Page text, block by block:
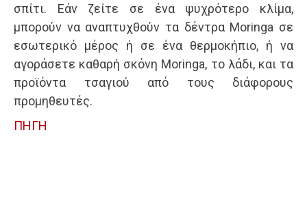
σπίτι. Εάν ζείτε σε ένα ψυχρότερο κλίμα,
μπορούν να αναπτυχθούν τα δέντρα Moringa σε
εσωτερικό μέρος ή σε ένα θερμοκήπιο, ή να
αγοράσετε καθαρή σκόνη Moringa, το λάδι, και τα
προϊόντα τσαγιού από τους διάφορους
προμηθευτές.
ΠΗΓΗ